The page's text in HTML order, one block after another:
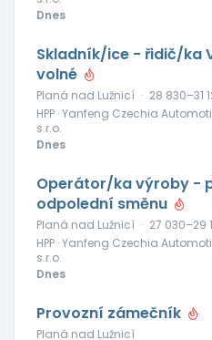
Dnes
Skladník/ice - řidič/ka
volné
Planá nad Lužnicí · 28 830–31
HPP · Yanfeng Czechia
s.r.o.
Dnes
Operátor/ka výroby -
odpolední směnu
Planá nad Lužnicí · 27 030–29
HPP · Yanfeng Czechia
s.r.o.
Dnes
Provozní zámečník
Planá nad Lužnicí